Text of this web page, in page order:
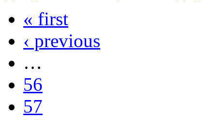
« first
‹ previous
…
56
57